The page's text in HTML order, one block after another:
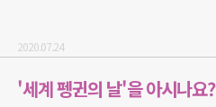
2020.07.24
'세계 펭귄의 날'을 아시나요?